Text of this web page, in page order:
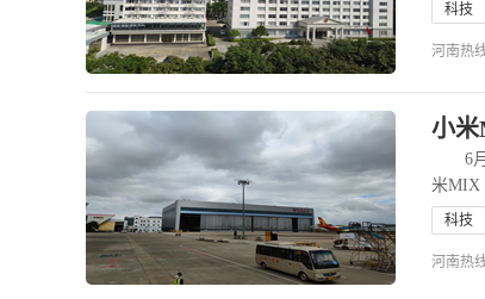
科技
河南热
小米
6月
米MIX
科技
河南热